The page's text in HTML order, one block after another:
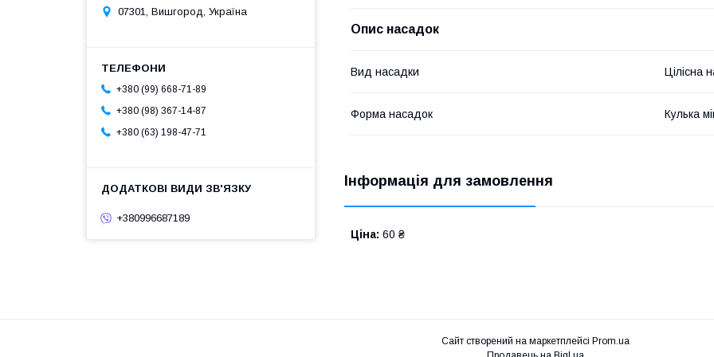
Опис насадок
Вид насадки Цілісна
Форма насадок Кулька
Інформація для замовлення
Ціна: 60 ₴
07301, Вишгород, Україна
+380 (99) 668-71-89
+380 (98) 367-14-87
+380 (63) 198-47-71
+380996687189
Сайт створений на маркетплейсі Prom.ua